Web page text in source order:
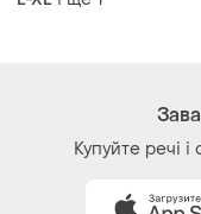
Купуйте речі